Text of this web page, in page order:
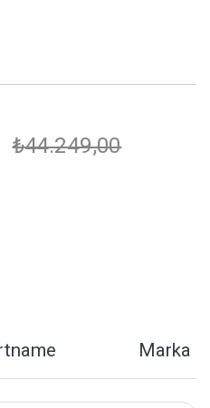
₺44.249,00
ve Fotoğraf Sürekli Işık miktar
Marka